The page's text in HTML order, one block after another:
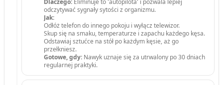
Dlaczego: Eliminuje to 'autopilota' i pozwala lepiej
odczytywać sygnały sytości z organizmu.
Jak:
Odłóż telefon do innego pokoju i wyłącz telewizor.
Skup się na smaku, temperaturze i zapachu każdego kęsa.
Odstawiaj sztućce na stół po każdym kęsie, aż go
przełkniesz.
Gotowe, gdy: Nawyk uznaje się za utrwalony po 30 dniach
regularnej praktyki.